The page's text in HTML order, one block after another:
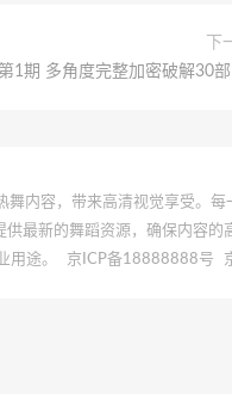
下
第1期 多角度完整加密破解30
内容，带来高清视觉享受。每
最新的舞蹈资源，确保内容的
用途。
京ICP备18888888号